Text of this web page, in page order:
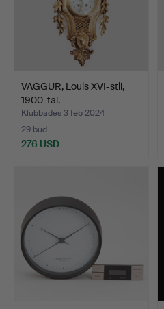
VÄGGUR, Louis XVI-stil,
1900-tal.
Klubbades 3 feb 2024
29 bud
276 USD